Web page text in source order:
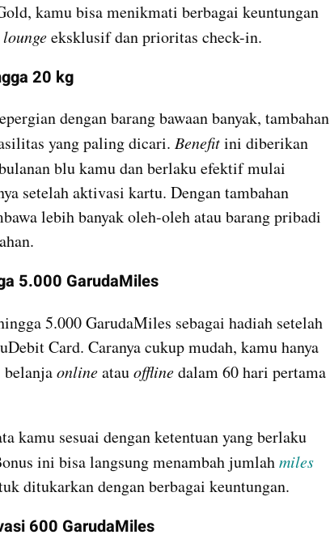
kamu bisa menikmati berbagai keuntungan
lounge eksklusif dan prioritas check-in.
20 kg
dengan barang bawaan banyak, tambahan
yang paling dicari. Benefit ini diberikan
blu kamu dan berlaku efektif mulai
setelah aktivasi kartu. Dengan tambahan
lebih banyak oleh-oleh atau barang pribadi
5.000 GarudaMiles
5.000 GarudaMiles sebagai hadiah setelah
Card. Caranya cukup mudah, kamu hanya
online atau offline dalam 60 hari pertama
kamu sesuai dengan ketentuan yang berlaku
ini bisa langsung menambah jumlah miles
ditukarkan dengan berbagai keuntungan.
600 GarudaMiles